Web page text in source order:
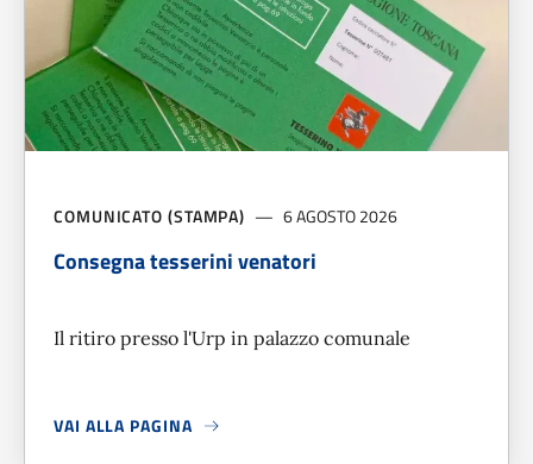
COMUNICATO (STAMPA) 6 AGOSTO 2026
Consegna tesserini venatori
Il ritiro presso l'Urp in palazzo comunale
VAI ALLA PAGINA
A PROPOSITO DICONSEGNA TESSERINI VENATORI